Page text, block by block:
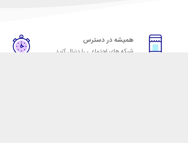
همیشه در دسترس
شبکه های اجتماعی را دنبال کنید